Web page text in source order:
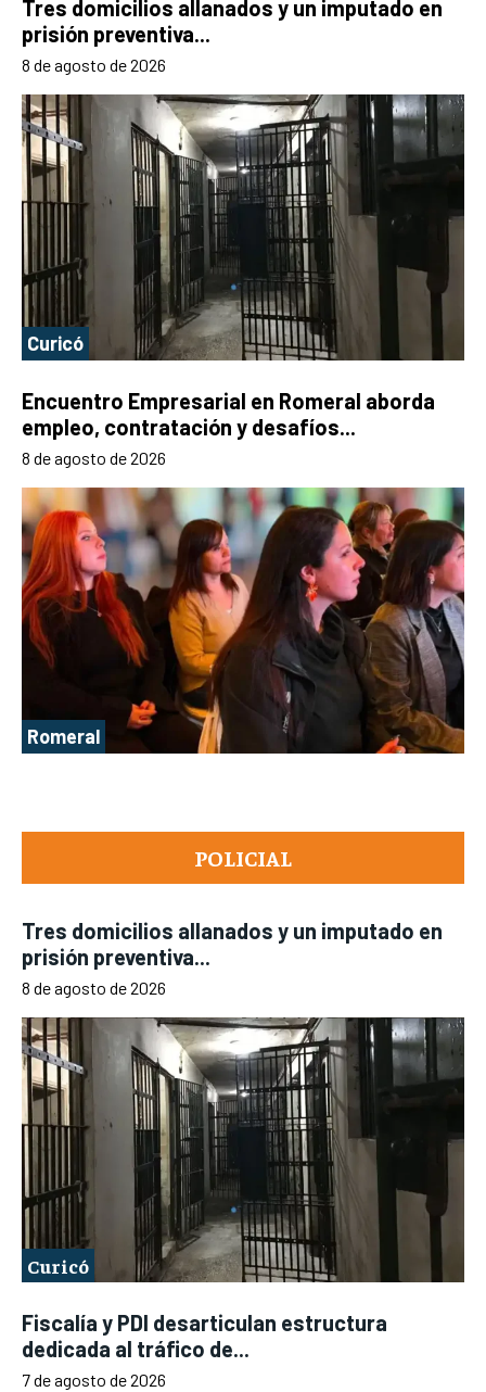
POLICIAL
Tres domicilios allanados y un imputado en
prisión preventiva...
8 de agosto de 2026
Curicó
Fiscalía y PDI desarticulan estructura
dedicada al tráfico de...
7 de agosto de 2026
Tres domicilios allanados y un imputado en
prisión preventiva...
8 de agosto de 2026
Curicó
Encuentro Empresarial en Romeral aborda
empleo, contratación y desafíos...
8 de agosto de 2026
Romeral